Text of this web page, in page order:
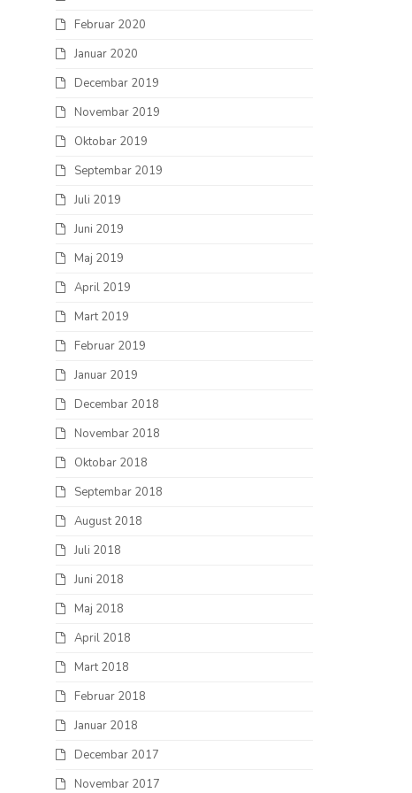
Februar 2020
Januar 2020
Decembar 2019
Novembar 2019
Oktobar 2019
Septembar 2019
Juli 2019
Juni 2019
Maj 2019
April 2019
Mart 2019
Februar 2019
Januar 2019
Decembar 2018
Novembar 2018
Oktobar 2018
Septembar 2018
August 2018
Juli 2018
Juni 2018
Maj 2018
April 2018
Mart 2018
Februar 2018
Januar 2018
Decembar 2017
Novembar 2017